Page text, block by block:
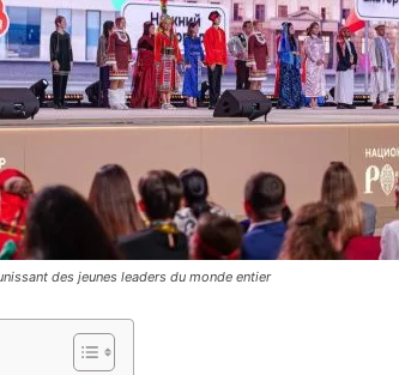
des jeunes leaders du monde entier